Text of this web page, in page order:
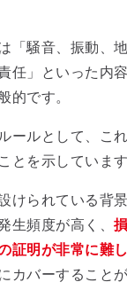
「騒音、振動、
任」といった内
的です。
ールとして、こ
とを示しています
けられている背
生頻度が高く、
証明が非常に難
カバーすること